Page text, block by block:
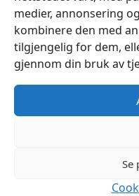
medier, annonsering
kombinere den med
tilgjengelig for dem,
gjennom din bruk av
Se
Monteringspute
Legg I Handlekurv